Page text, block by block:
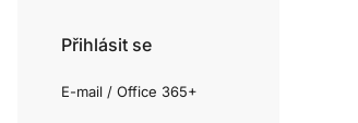
Přihlásit se
E-mail / Office 365+